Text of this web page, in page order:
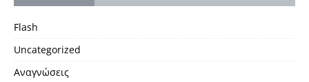
Flash
Uncategorized
Αναγνώσεις